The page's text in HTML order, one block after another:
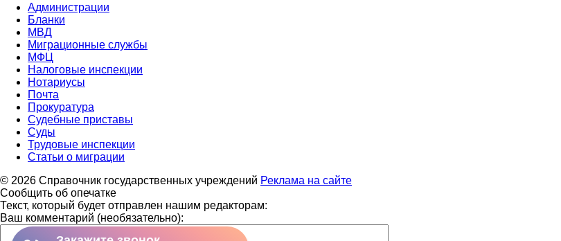
Администрации
Бланки
МВД
Миграционные службы
МФЦ
Налоговые инспекции
Нотариусы
Почта
Прокуратура
Судебные приставы
Суды
Трудовые инспекции
Статьи о миграции
© 2026 Справочник государственных учреждений Реклама на сайте
Сообщить об опечатке
Текст, который будет отправлен нашим редакторам:
Ваш комментарий (необязательно):